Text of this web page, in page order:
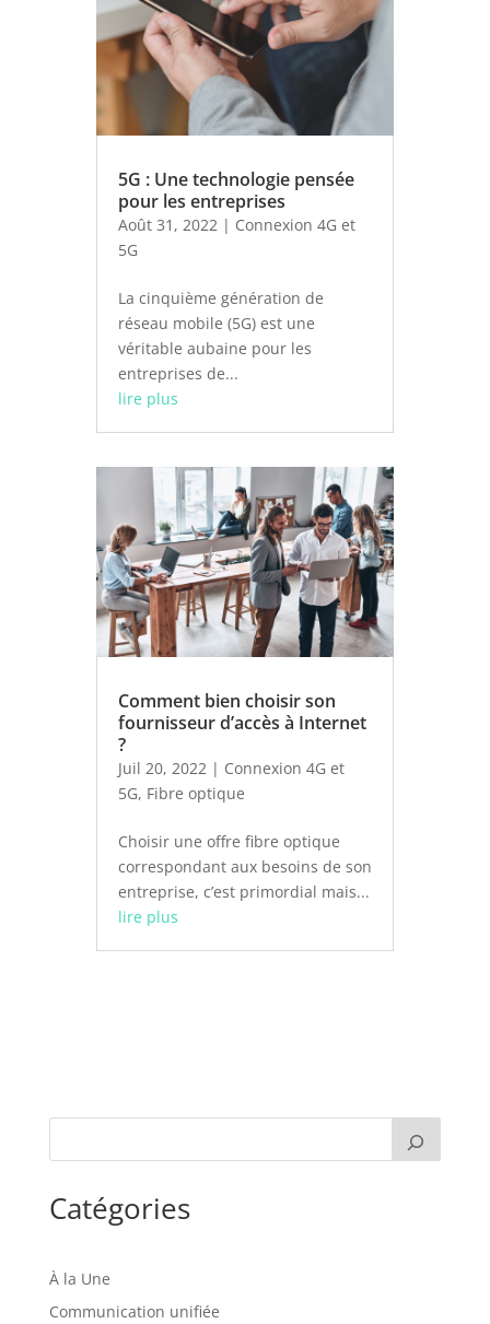
5G : Une technologie pensée
pour les entreprises
Août 31, 2022 | Connexion 4G et
5G
La cinquième génération de
réseau mobile (5G) est une
véritable aubaine pour les
entreprises de...
lire plus
Comment bien choisir son
fournisseur d’accès à Internet
?
Juil 20, 2022| Connexion 4G et
5G, Fibre optique
Choisir une offre fibre optique
correspondant aux besoins de son
entreprise, c’est primordial mais...
lire plus
Catégories
À la Une
Communication unifiée